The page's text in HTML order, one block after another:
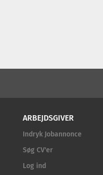
ARBEJDSGIVER
Indryk Jobannonce
Søg CV'er
Log ind